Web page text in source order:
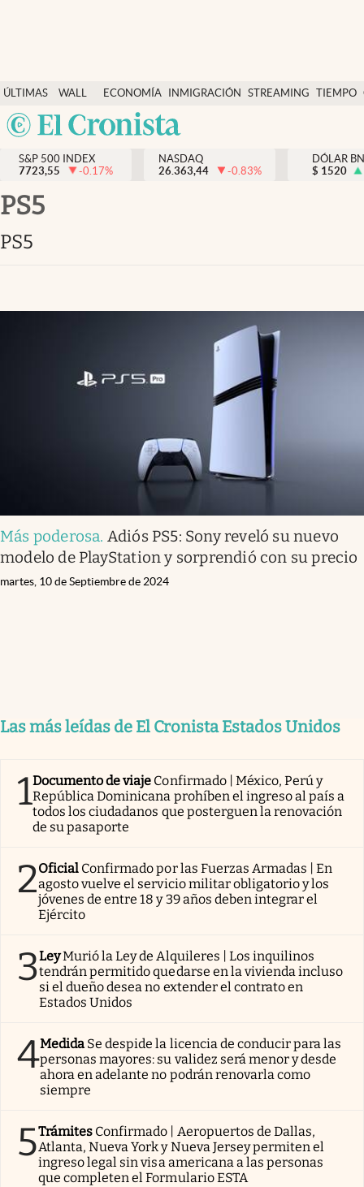
ÚLTIMAS
NOTICIAS
WALL
STREET
Y
DÓLAR
ECONOMÍA INMIGRACIÓN STREAMING TIEMPO
México
Finanzas y economía
Wall Street y dólar
Inmigración
Tiempo
Ciencia y salud
Streaming
S&P 500 INDEX
7723,55
-0.17%
NASDAQ
26.363,44
-0.83%
DÓLAR
$ 1520
PS5
PS5
Más poderosa. Adiós PS5: Sony reveló su nuevo
modelo de PlayStation y sorprendió con su precio
martes, 10 de Septiembre de 2024
Las más leídas de El Cronista Estados Unidos
1Documento de viaje Confirmado | México, Perú y
República Dominicana prohíben el ingreso al país a
todos los ciudadanos que posterguen la renovación
de su pasaporte
2Oficial Confirmado por las Fuerzas Armadas | En
agosto vuelve el servicio militar obligatorio y los
jóvenes de entre 18 y 39 años deben integrar el
Ejército
3LeyMurió la Ley de Alquileres | Los inquilinos
tendrán permitido quedarse en la vivienda incluso
si el dueño desea no extender el contrato en
Estados Unidos
4Medida Se despide la licencia de conducir para las
personas mayores: su validez será menor y desde
ahora en adelante no podrán renovarla como
siempre
5Trámites Confirmado | Aeropuertos de Dallas,
Atlanta, Nueva York y Nueva Jersey permiten el
ingreso legal sin visa americana a las personas
que completen el Formulario ESTA